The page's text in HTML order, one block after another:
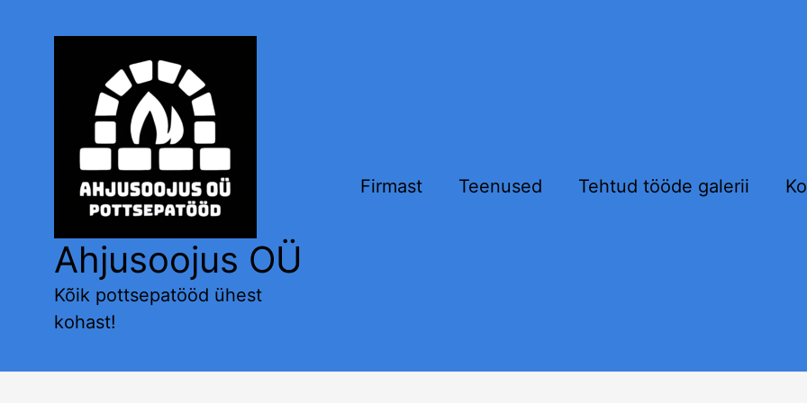
Ahjusoojus OÜ
Kõik pottsepatööd ühest
kohast!
Firmast Teenused Tehtud tööde galerii